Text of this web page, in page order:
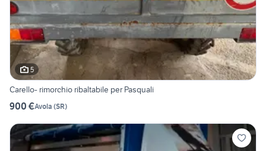
5
Carello- rimorchio ribaltabile per Pasquali
900 €Avola (SR)